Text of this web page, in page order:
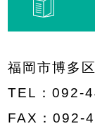
福岡市博多
TEL： 092-
FAX：092-